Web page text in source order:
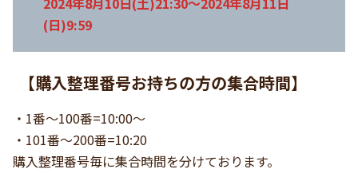
(日)9:59
【購入整理番号お持ちの方の集合時間】
・1番～100番=10:00～
・101番～200番=10:20
購入整理番号毎に集合時間を分けております。